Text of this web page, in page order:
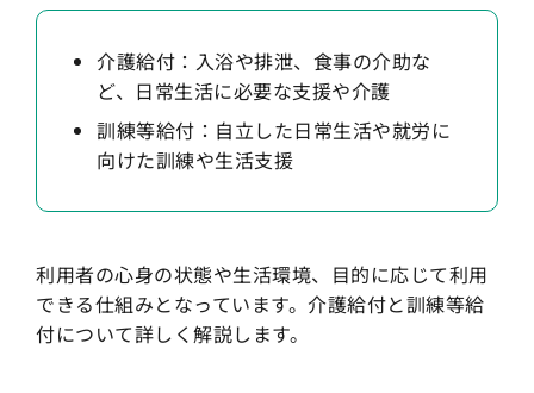
介護給付：入浴や排泄、食事の介助な
ど、日常生活に必要な支援や介護
訓練等給付：自立した日常生活や就労に
向けた訓練や生活支援
利用者の心身の状態や生活環境、目的に応じて利用
できる仕組みとなっています。介護給付と訓練等給
付について詳しく解説します。